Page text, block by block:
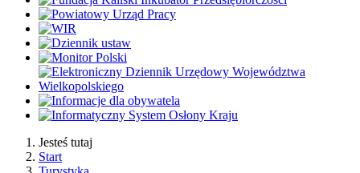
Jesteś tutaj
Start